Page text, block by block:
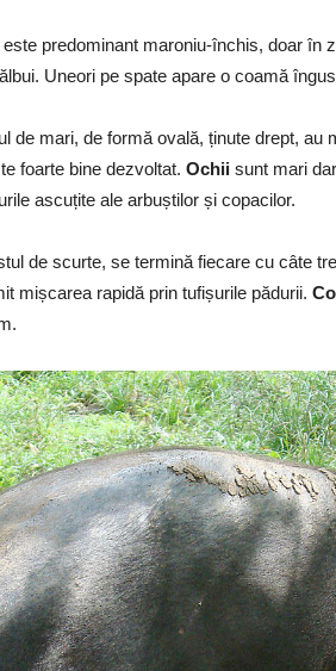
este predominant maroniu-închis, doar în
Uneori pe spate apare o coamă
de mari, de formă ovală, ținute drept, au
foarte bine dezvoltat. Ochii sunt mari
ascuțite ale arbuștilor și copacilor.
de scurte, se termină fiecare cu câte
mișcarea rapidă prin tufișurile pădurii.